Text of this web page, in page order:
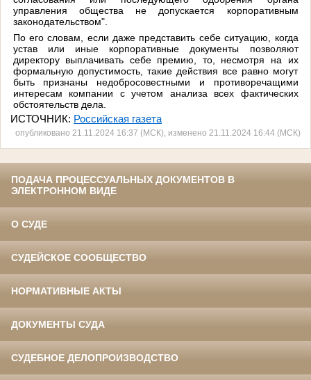
управления общества не допускается корпоративным
законодательством".
По его словам, если даже представить себе ситуацию, когда
устав или иные корпоративные документы позволяют
директору выплачивать себе премию, то, несмотря на их
формальную допустимость, такие действия все равно могут
быть признаны недобросовестными и противоречащими
интересам компании с учетом анализа всех фактических
обстоятельств дела.
ИСТОЧНИК: Российская газета
опубликовано 21.11.2024 16:37 (МСК), изменено 21.11.2024 16:44 (МСК)
ПОДАЧА ПРОЦЕССУАЛЬНЫХ ДОКУМЕНТОВ В
ЭЛЕКТРОННОМ ВИДЕ
О СУДЕ
СУДЕЙСКОЕ СООБЩЕСТВО
НОРМАТИВНЫЕ АКТЫ
ДОКУМЕНТЫ СУДА
СУДЕБНОЕ ДЕЛОПРОИЗВОДСТВО